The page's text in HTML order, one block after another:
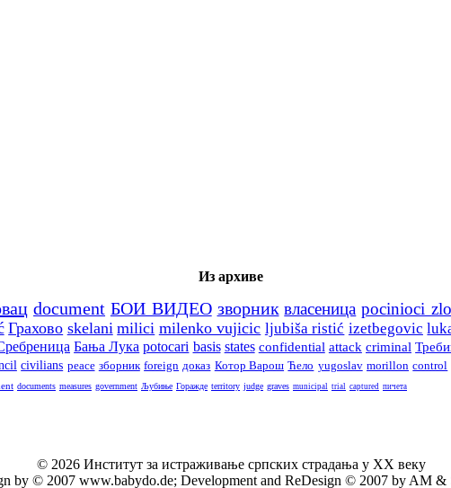
Из архиве
document БОИ ВИДЕО зворник власеница pocinioci
Грахово skelani milici milenko vujicic ljubiša ristić izetbegovic
Бања Лука potocari basis states confidential attack criminal
civilians peace зборник foreign доказ Котор Варош Ћело yugoslav morillon control
documents measures government Љубиње Горажде territory judge graves municipal trial captured пичета
© 2026 Институт за истраживање српских страдања у XX веку
by © 2007 www.babydo.de; Development and ReDesign © 2007 by AM &